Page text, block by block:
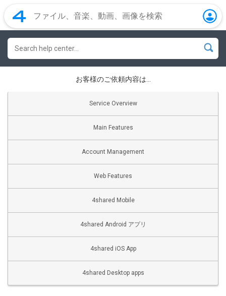
お客様のご依頼内容は…
Service Overview
Main Features
Account Management
Web Features
4shared Mobile
4shared Android アプリ
4shared iOS App
4shared Desktop apps